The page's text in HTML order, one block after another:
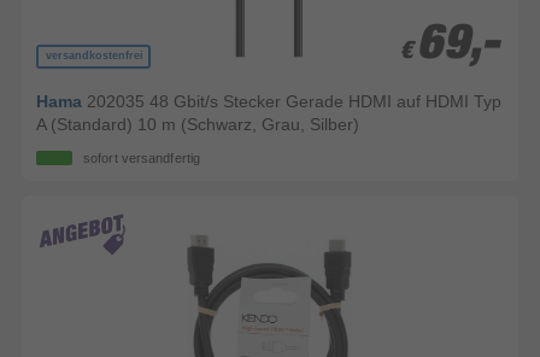
versandkostenfrei € 69,-
€ 69,-
Hama 202035 48 Gbit/s Stecker Gerade HDMI auf HDMI Typ
A (Standard) 10 m (Schwarz, Grau, Silber)
sofort versandfertig